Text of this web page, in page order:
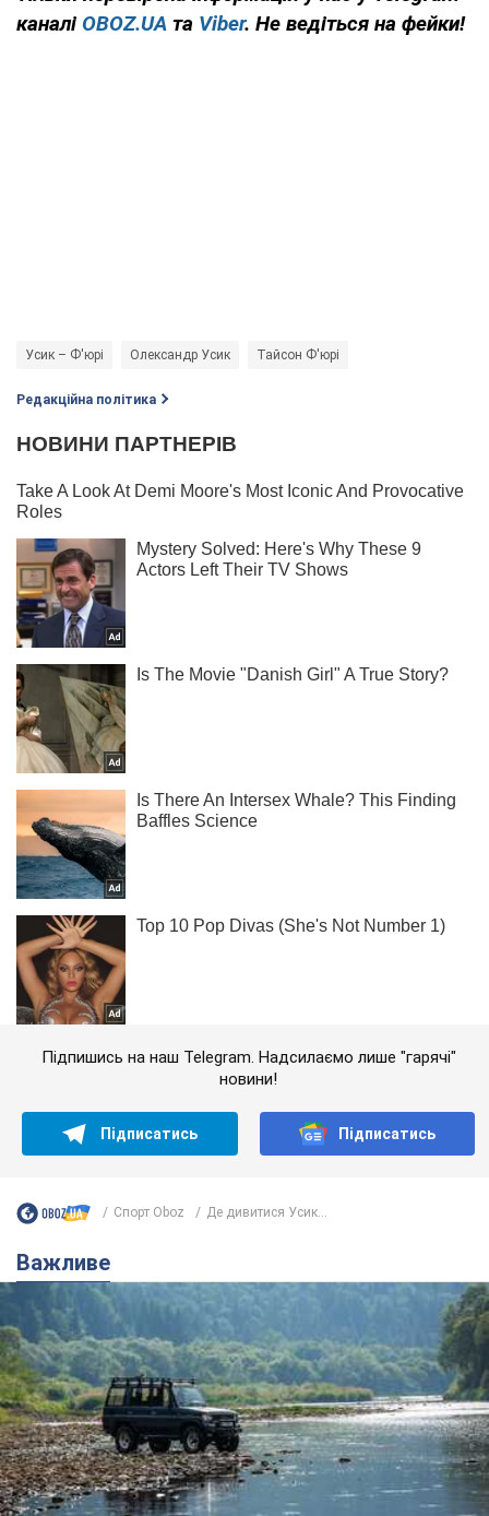
каналі OBOZ.UA та Viber. Не ведіться на фейки!
Усик – Ф'юрі Олександр Усик Тайсон Ф'юрі
Редакційна політика
Підпишись на наш Telegram. Надсилаємо лише "гарячі"
новини!
Підписатись Підписатись
Спорт Oboz Де дивитися Усик...
Важливе